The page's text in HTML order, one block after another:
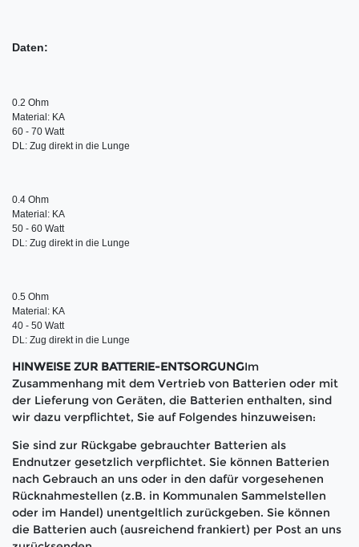
Daten:
0.2 Ohm
Material: KA
60 - 70 Watt
DL: Zug direkt in die Lunge
0.4 Ohm
Material: KA
50 - 60 Watt
DL: Zug direkt in die Lunge
0.5 Ohm
Material: KA
40 - 50 Watt
DL: Zug direkt in die Lunge
HINWEISE ZUR BATTERIE-ENTSORGUNGIm
Zusammenhang mit dem Vertrieb von Batterien oder mit
der Lieferung von Geräten, die Batterien enthalten, sind
wir dazu verpflichtet, Sie auf Folgendes hinzuweisen:
Sie sind zur Rückgabe gebrauchter Batterien als
Endnutzer gesetzlich verpflichtet. Sie können Batterien
nach Gebrauch an uns oder in den dafür vorgesehenen
Rücknahmestellen (z.B. in Kommunalen Sammelstellen
oder im Handel) unentgeltlich zurückgeben. Sie können
die Batterien auch (ausreichend frankiert) per Post an uns